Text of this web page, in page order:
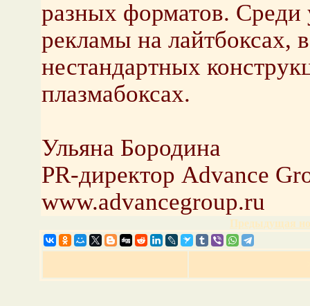
разных форматов. Среди
рекламы на лайтбоксах,
нестандартных
плазмабоксах.
Ульяна Бородина
PR-директор Advance
www.advancegroup.ru
Предыдущая